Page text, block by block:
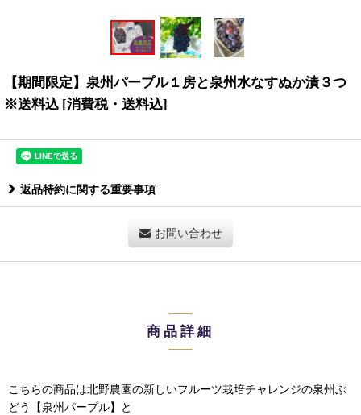
【期間限定】泉州パープル１房と泉州水なすぬか漬３つ
※送料込 [消費税・送料込]
返品特約に関する重要事項
お問い合わせ
商品詳細
こちらの商品は北野農園の新しいフルーツ栽培チャレンジの泉州ぶ
どう【泉州パープル】と